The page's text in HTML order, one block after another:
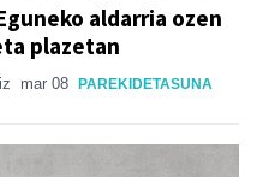
aldarria ozen
plazetan
mar 08 PAREKIDETASUNA